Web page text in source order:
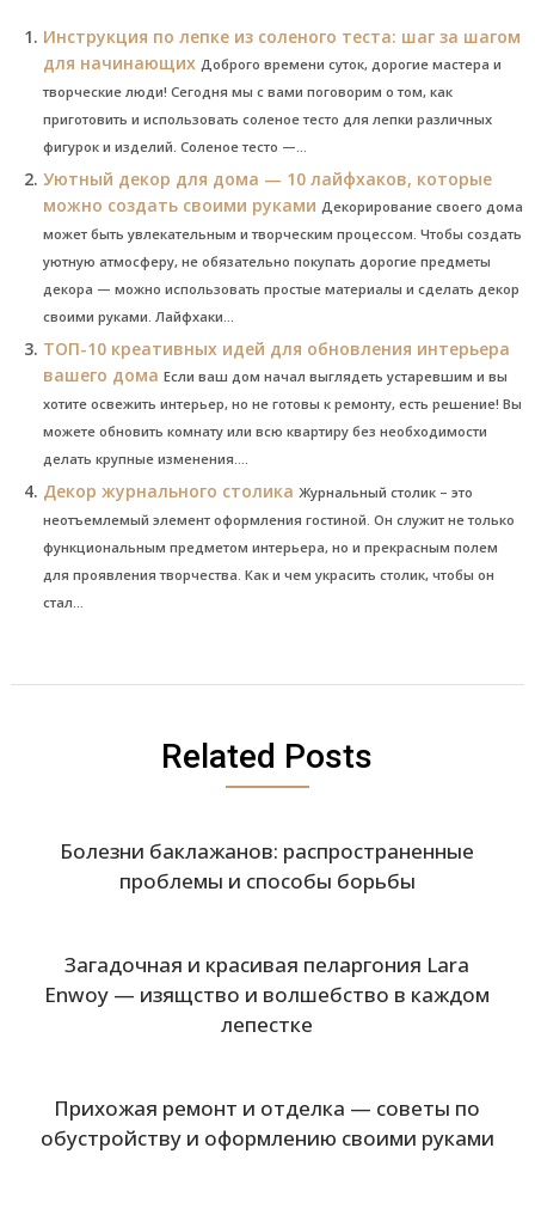
Инструкция по лепке из соленого теста: шаг за шагом
для начинающих Доброго времени суток, дорогие мастера и
творческие люди! Сегодня мы с вами поговорим о том, как
приготовить и использовать соленое тесто для лепки различных
фигурок и изделий. Соленое тесто —...
Уютный декор для дома — 10 лайфхаков, которые
можно создать своими руками Декорирование своего дома
может быть увлекательным и творческим процессом. Чтобы создать
уютную атмосферу, не обязательно покупать дорогие предметы
декора — можно использовать простые материалы и сделать декор
своими руками. Лайфхаки...
ТОП-10 креативных идей для обновления интерьера
вашего дома Если ваш дом начал выглядеть устаревшим и вы
хотите освежить интерьер, но не готовы к ремонту, есть решение! Вы
можете обновить комнату или всю квартиру без необходимости
делать крупные изменения....
Декор журнального столика Журнальный столик – это
неотъемлемый элемент оформления гостиной. Он служит не только
функциональным предметом интерьера, но и прекрасным полем
для проявления творчества. Как и чем украсить столик, чтобы он
стал...
Related Posts
Болезни баклажанов: распространенные
проблемы и способы борьбы
Загадочная и красивая пеларгония Lara
Enwoy — изящство и волшебство в каждом
лепестке
Прихожая ремонт и отделка — советы по
обустройству и оформлению своими руками